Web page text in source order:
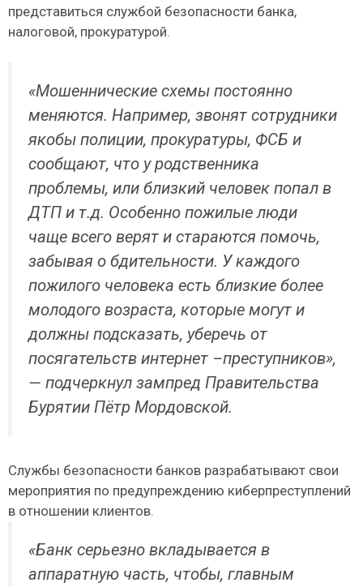
представиться службой безопасности банка,
налоговой, прокуратурой.
«Мошеннические схемы постоянно
меняются. Например, звонят сотрудники
якобы полиции, прокуратуры, ФСБ и
сообщают, что у родственника
проблемы, или близкий человек попал в
ДТП и т.д. Особенно пожилые люди
чаще всего верят и стараются помочь,
забывая о бдительности. У каждого
пожилого человека есть близкие более
молодого возраста, которые могут и
должны подсказать, уберечь от
посягательств интернет –преступников»,
— подчеркнул зампред Правительства
Бурятии Пётр Мордовской.
Службы безопасности банков разрабатывают свои
мероприятия по предупреждению киберпреступлений
в отношении клиентов.
«Банк серьезно вкладывается в
аппаратную часть, чтобы, главным